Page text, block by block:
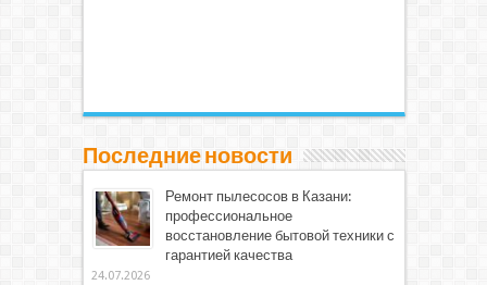
Последние новости
Ремонт пылесосов в Казани:
профессиональное
восстановление бытовой техники с
гарантией качества
24.07.2026